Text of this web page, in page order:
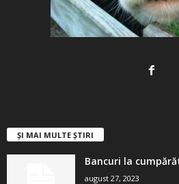
ȘI MAI MULTE ȘTIRI
Bancuri la
august 27, 2023